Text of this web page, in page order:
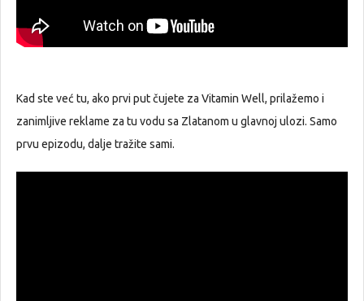
Kad ste već tu, ako prvi put čujete za Vitamin Well, prilažemo i
zanimljive reklame za tu vodu sa Zlatanom u glavnoj ulozi. Samo
prvu epizodu, dalje tražite sami.